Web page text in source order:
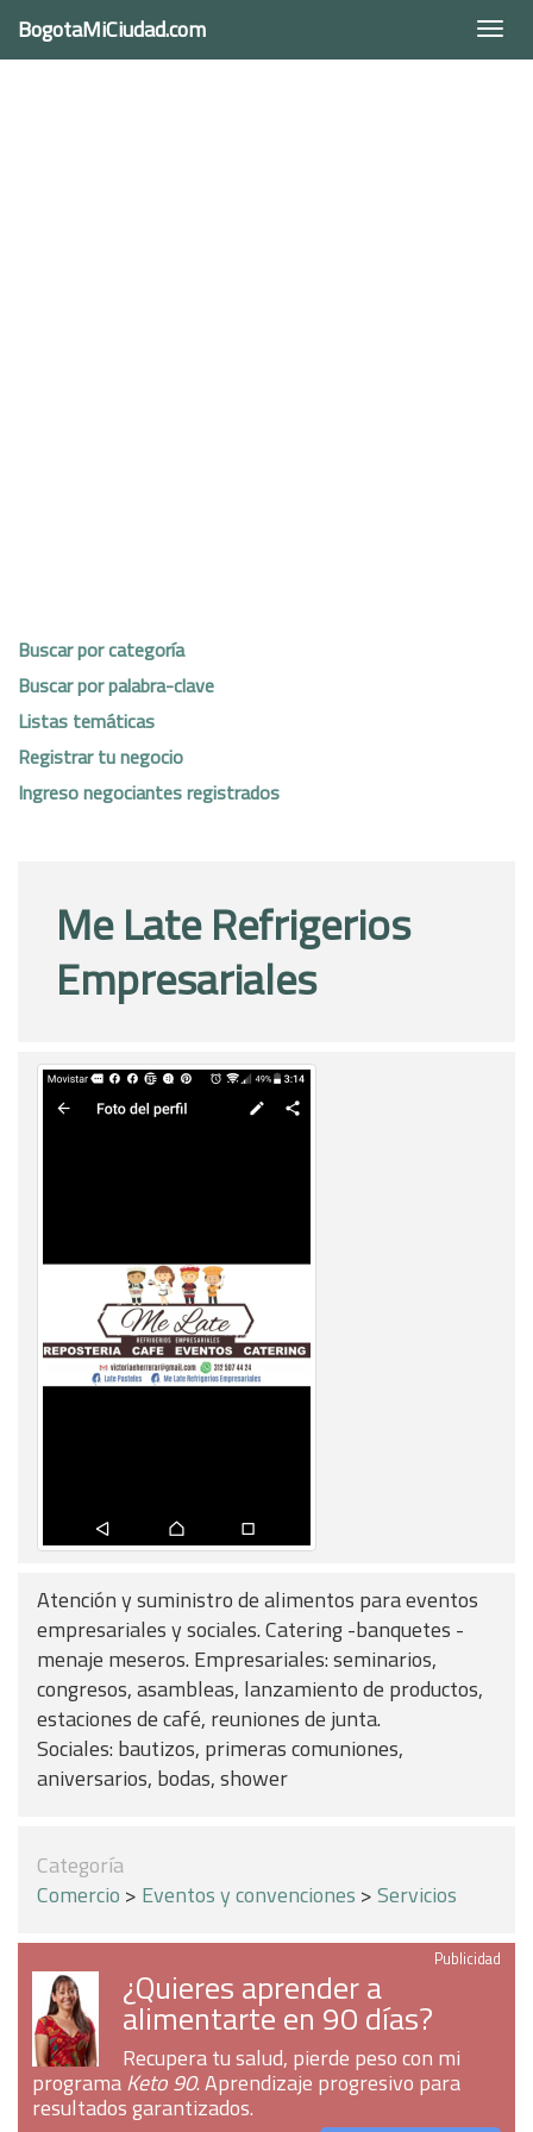
BogotaMiCiudad.com
Buscar por categoría
Buscar por palabra-clave
Listas temáticas
Registrar tu negocio
Ingreso negociantes registrados
Me Late Refrigerios
Empresariales
Atención y suministro de alimentos para eventos
empresariales y sociales. Catering -banquetes -
menaje meseros. Empresariales: seminarios,
congresos, asambleas, lanzamiento de productos,
estaciones de café, reuniones de junta.
Sociales: bautizos, primeras comuniones,
aniversarios, bodas, shower
Categoría
Comercio > Eventos y convenciones >Servicios
Publicidad
¿Quieres aprender a
alimentarte en 90 días?
Recupera tu salud, pierde peso con mi
programaKeto 90. Aprendizaje progresivo para
resultados garantizados.